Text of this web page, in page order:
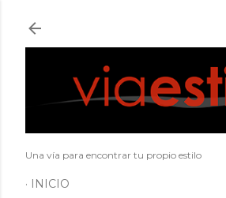
Una vía para encontrar tu propio estilo
INICIO